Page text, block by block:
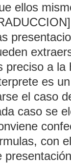
ellos
preciso a la
es
el caso
caso se
con